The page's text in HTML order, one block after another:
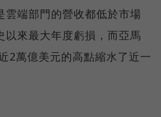
雲端部門的營收都低於市場
以來最大年度虧損，而亞馬
2萬億美元的高點縮水了近一